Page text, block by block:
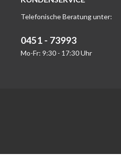
Telefonische Beratung unter:
0451 - 73993
Mo-Fr: 9:30 - 17:30 Uhr